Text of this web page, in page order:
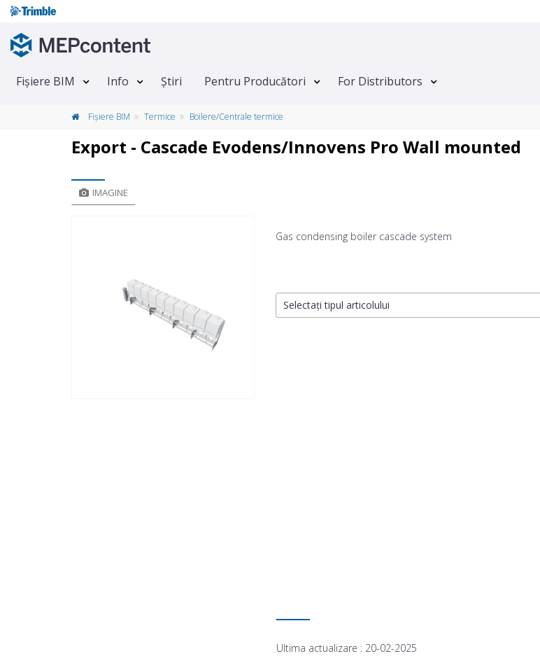
Fișiere BIM Info Știri Pentru Producători For Distributors
Fișiere BIM Termice Boilere/Centrale termice
Export - Cascade Evodens/Innovens Pro Wall mounted
IMAGINE
Gas condensing boiler cascade system
Selectați tipul articolului
Ultima actualizare : 20-02-2025